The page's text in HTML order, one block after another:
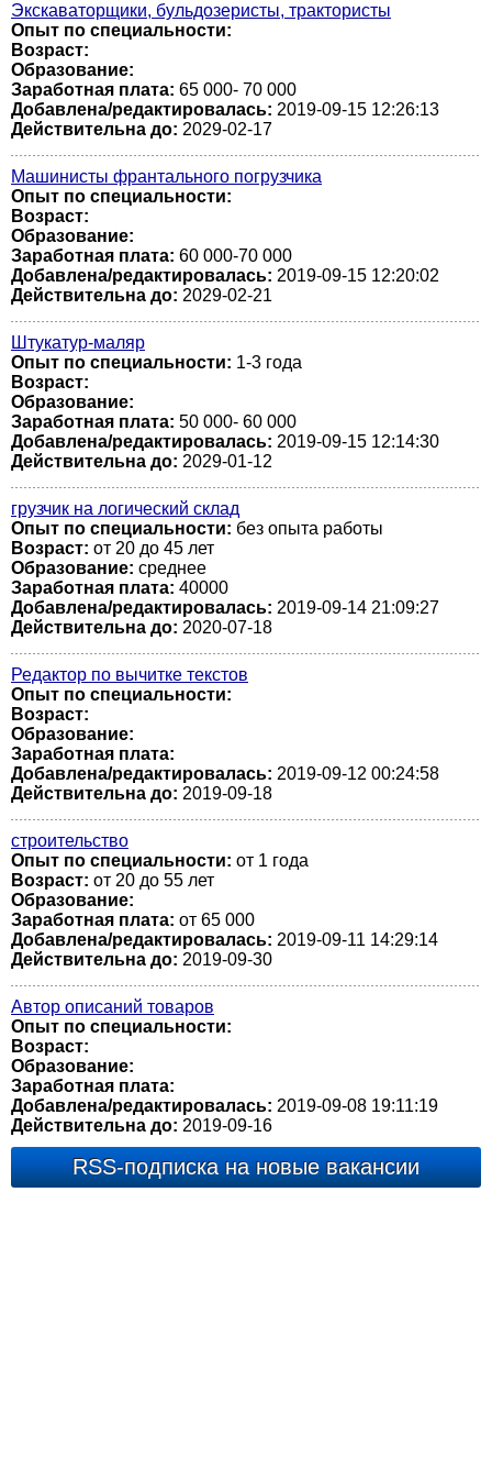
Экскаваторщики, бульдозеристы, трактористы
Опыт по специальности:
Возраст:
Образование:
Заработная плата: 65 000- 70 000
Добавлена/редактировалась: 2019-09-15 12:26:13
Действительна до: 2029-02-17
Машинисты франтального погрузчика
Опыт по специальности:
Возраст:
Образование:
Заработная плата: 60 000-70 000
Добавлена/редактировалась: 2019-09-15 12:20:02
Действительна до: 2029-02-21
Штукатур-маляр
Опыт по специальности: 1-3 года
Возраст:
Образование:
Заработная плата: 50 000- 60 000
Добавлена/редактировалась: 2019-09-15 12:14:30
Действительна до: 2029-01-12
грузчик на логический склад
Опыт по специальности: без опыта работы
Возраст: от 20 до 45 лет
Образование: среднее
Заработная плата: 40000
Добавлена/редактировалась: 2019-09-14 21:09:27
Действительна до: 2020-07-18
Редактор по вычитке текстов
Опыт по специальности:
Возраст:
Образование:
Заработная плата:
Добавлена/редактировалась: 2019-09-12 00:24:58
Действительна до: 2019-09-18
строительство
Опыт по специальности: от 1 года
Возраст: от 20 до 55 лет
Образование:
Заработная плата: от 65 000
Добавлена/редактировалась: 2019-09-11 14:29:14
Действительна до: 2019-09-30
Автор описаний товаров
Опыт по специальности:
Возраст:
Образование:
Заработная плата:
Добавлена/редактировалась: 2019-09-08 19:11:19
Действительна до: 2019-09-16
RSS-подписка на новые вакансии